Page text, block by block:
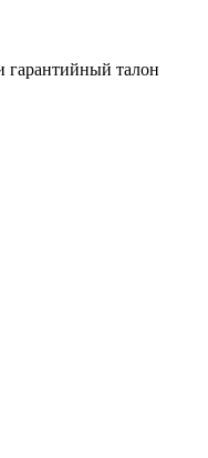
гарантийный талон